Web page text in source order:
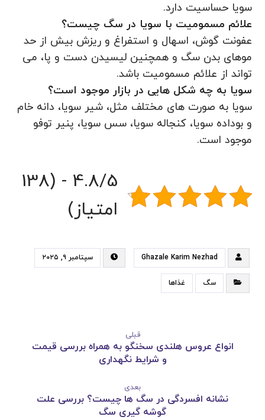
سویا حساسیت دارد.
علائم مسمومیت با سویا در سگ چيست؟
عفونت گوش، اسهال و استفراغ و ریزش بیش از حد
موهای بدن سگ و همچنین لیسیدن دست و پا، می
تواند از علائم مسمومیت باشد.
سویا به چه شکل هایی در بازار موجود است؟
سویا به صورت های مختلف مثل، شیر سویا، دانه خام
و بوداده سویا، کنجاله سویا، سس سویا، پنیر توفو
موجود است.
4.8/5 - (138
امتیاز)
Ghazale Karim Nezhad سپتامبر ۹, ۲۰۲۵
سگ غذاها
قبلی
انواع عروس هلندی سخنگو به همراه بررسی قیمت
و شرایط نگهداری
بعدی
نشانه افسردگی در سگ ها چیست؟ بررسی علت
گوشه گیری سگ